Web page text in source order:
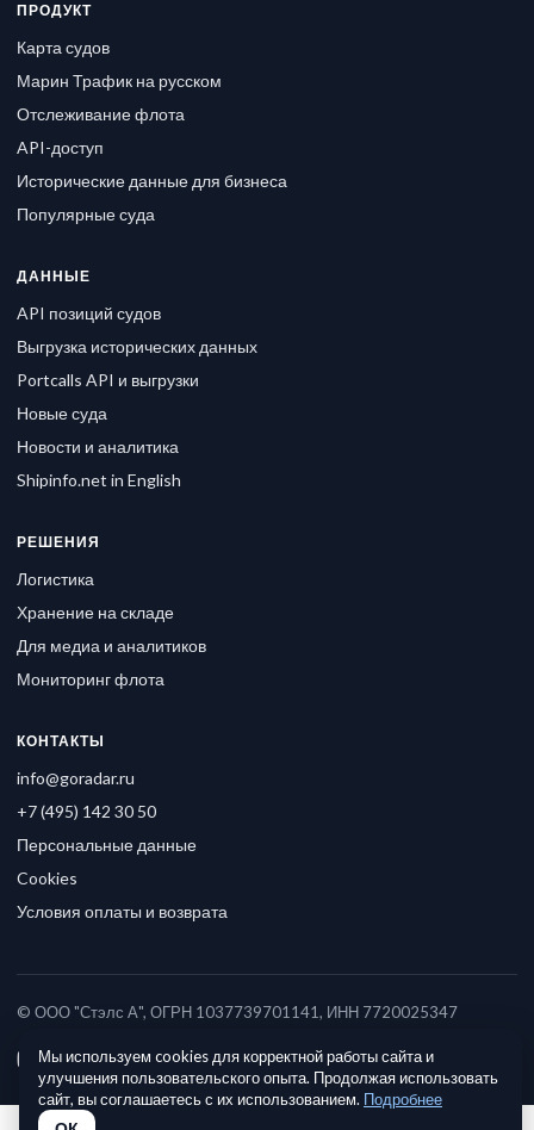
ПРОДУКТ
Карта судов
Марин Трафик на русском
Отслеживание флота
API-доступ
Исторические данные для бизнеса
Популярные суда
ДАННЫЕ
API позиций судов
Выгрузка исторических данных
Portcalls API и выгрузки
Новые суда
Новости и аналитика
Shipinfo.net in English
РЕШЕНИЯ
Логистика
Хранение на складе
Для медиа и аналитиков
Мониторинг флота
КОНТАКТЫ
info@goradar.ru
+7 (495) 142 30 50
Персональные данные
Cookies
Условия оплаты и возврата
© ООО "Стэлс А", ОГРН 1037739701141, ИНН 7720025347
Мы используем cookies для корректной работы сайта и
улучшения пользовательского опыта. Продолжая использовать
сайт, вы соглашаетесь с их использованием. Подробнее